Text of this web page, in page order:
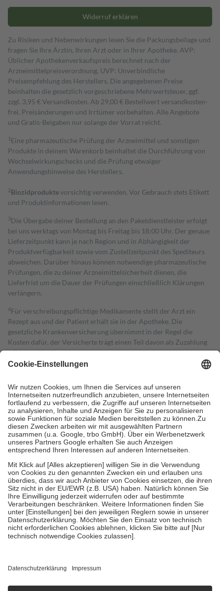
Widerruf erklären
Zu Risiken und Nebenwirkungen lesen Sie die Packungsbeilage und
fragen Sie Ihre Ärztin, Ihren Arzt oder in Ihrer Apotheke. AVP:
Üblicher Apothekenverkaufspreis berechnet nach der
Arzneimittelpreisverordnung. UVP: Unverbindliche
Preisempfehlung des Herstellers. Die angegebenen Preise
beinhalten die gesetzlich vorgeschriebene Mehrwertsteuer, ggf.
zzgl. 3,95 € Versandkosten. Ab 29,00 € Bestell­wert versand­kosten­
frei. Preisänderungen und Irrtümer vorbehalten. Alle Angebote
und Gratis-Beigaben nur solange der Vorrat reicht.
1 Eine pharmazeutische Prüfung der Arzneimittel und sonstigen
Produkte in deinem Warenkorb beinhaltet die Durchführung von
Wechselwirkungschecks und die Prüfung etwaiger
Anwendungshinweise des Herstellers.
2Biozidproduktevorsichtig verwenden. Vor Gebrauch stets Etikett
und Produktinformationen lesen.
3Die Übergabe deiner Bestellung an den Paketdienstleister erfolgt
bei uns werktags von Montag bis Freitag bis 18:00 Uhr. Der genaue
Lieferzeitpunkt kann je nach Region und in Abhängigkeit der
Produktverfügbarkeit sowie vom Zustellzeitpunkt des Spediteurs
abweichen. Darüber hinaus können notwendige pharmazeutische
Prüfungen, die zu deiner Arzneimittelsicherheit dienen, die
Lieferfrist um die Dauer der Prüfungen einschließlich Klärungen
verlängern.
4Für verschreibungspflichtige Medikamente stellt der Arzt ein
Rezept aus und der Patient erhält sie in der Apotheke. Die
gesetzliche Krankenversicherung übernimmt in der Regel die
Kosten dafür, der Versicherte trägt einen Teil davon als Zuzahlung
mit.
Grundsätzlich leisten Mitglieder Zuzahlungen in Höhe von zehn
höchstens zehn Euro.
Es sind jedoch nie mehr als die tatsächlichen
Kosten der Leistung zu entrichten.
Diese Regeln gelten grundsätzlich auch für Online-Apotheken.
Bei Heilmitteln und häuslicher Krankenpflege beträgt die
Zuzahlung zehn Prozent der Kosten sowie zehn Euro je
Verordnung.
Um das Engagement der Versicherten für ihre eigene Gesundheit zu
stärken und die besondere Stellung der Familie zu unterstützen,
fallenkeine Zuzahlungenan bei:
• Kindern und Jugendlichen bis zum vollendeten 18. Lebensjahr
mit Ausnahme der Fahrkosten
• Untersuchungen zur Vorsorge und Früherkennung, die von der
GKV getragen werden
• empfohlenen Schutzimpfungen
• Harn- und Blutteststreifen
getroffen, um sicherzustellen, dass es sich um echte Bewertungen
https://help.etrusted.com/hc/de/articles/4419944605341